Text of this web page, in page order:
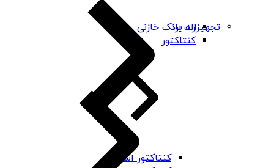
رله برد
کنتاکتور
کنتاکتور اشنایدر
تجهیزات بانک خازنی